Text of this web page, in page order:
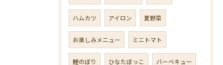
ハムカツ アイロン 夏野菜
お楽しみメニュー ミニトマト
鯉のぼり ひなたぼっこ バーベキュー